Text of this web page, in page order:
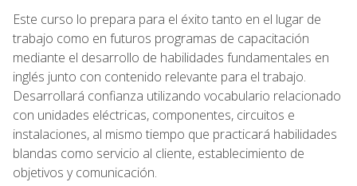
Este curso lo prepara para el éxito tanto en el lugar de
trabajo como en futuros programas de capacitación
mediante el desarrollo de habilidades fundamentales en
inglés junto con contenido relevante para el trabajo.
Desarrollará confianza utilizando vocabulario relacionado
con unidades eléctricas, componentes, circuitos e
instalaciones, al mismo tiempo que practicará habilidades
blandas como servicio al cliente, establecimiento de
objetivos y comunicación.